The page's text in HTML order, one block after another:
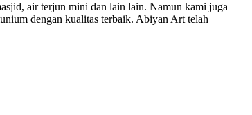
air terjun mini dan lain lain. Namun kami juga
dengan kualitas terbaik. Abiyan Art telah